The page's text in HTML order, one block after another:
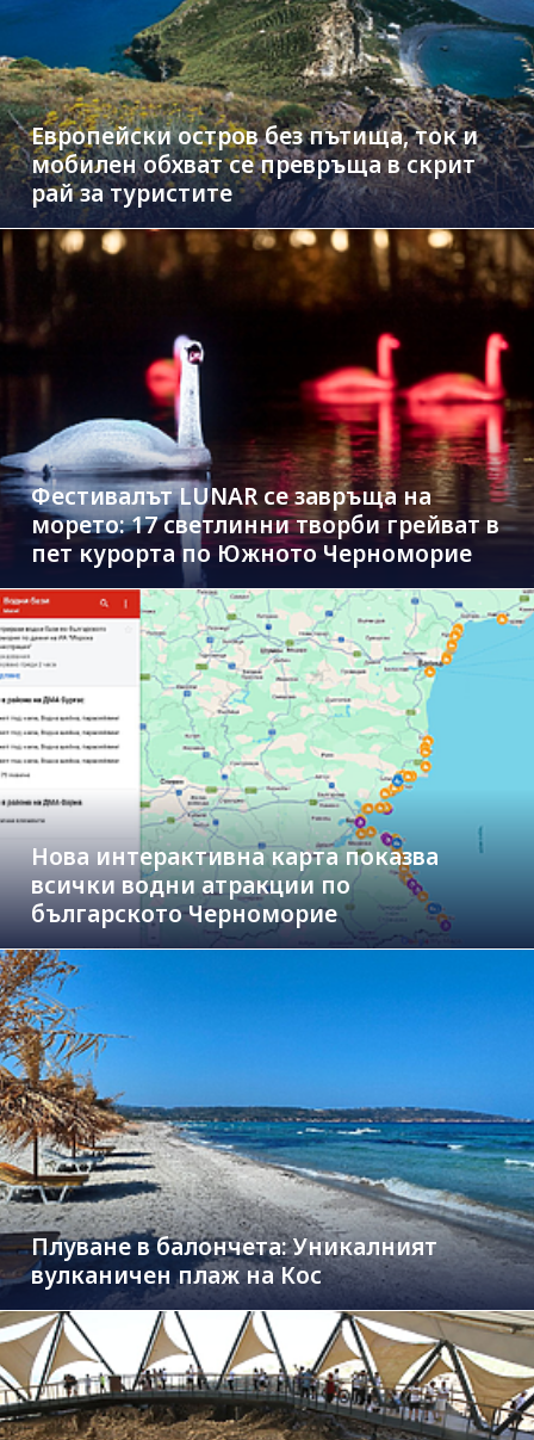
Европейски остров без пътища, ток и
мобилен обхват се превръща в скрит
рай за туристите
Фестивалът LUNAR се завръща на
морето: 17 светлинни творби грейват в
пет курорта по Южното Черноморие
Нова интерактивна карта показва
всички водни атракции по
българското Черноморие
Плуване в балончета: Уникалният
вулканичен плаж на Кос